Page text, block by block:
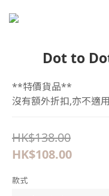
Dot to
**特價貨品**
沒有額外折扣,亦不適
HK$138.00
HK$108.00
款式